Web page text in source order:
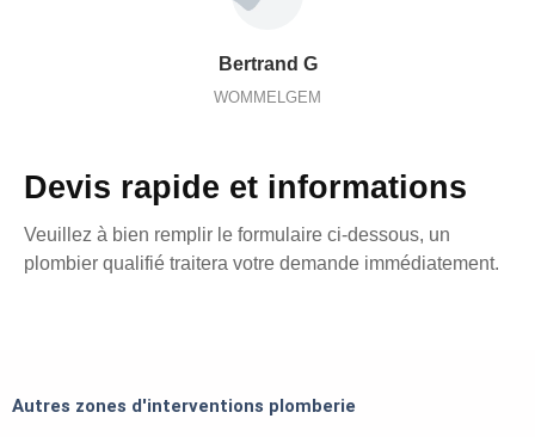
Bertrand G
WOMMELGEM
Devis rapide et informations
Veuillez à bien remplir le formulaire ci-dessous, un
plombier qualifié traitera votre demande immédiatement.
Autres zones d'interventions plomberie